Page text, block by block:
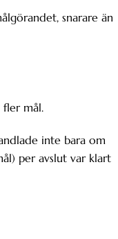
snarare än
fler mål.
inte bara om
per avslut var klart